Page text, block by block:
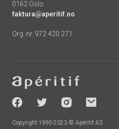
0162 Oslo
faktura@aperitif.no
Org. nr. 972 420 271
-
socials
Copyright 1995-2023 © Apéritif AS